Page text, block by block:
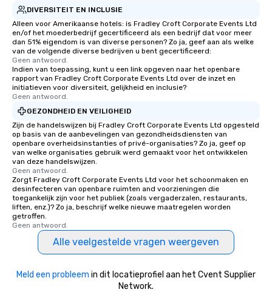
DIVERSITEIT EN INCLUSIE
Alleen voor Amerikaanse hotels: is Fradley Croft Corporate Events Ltd
en/of het moederbedrijf gecertificeerd als een bedrijf dat voor meer
dan 51% eigendom is van diverse personen? Zo ja, geef aan als welke
van de volgende diverse bedrijven u bent gecertificeerd:
Geen antwoord.
Indien van toepassing, kunt u een link opgeven naar het openbare
rapport van Fradley Croft Corporate Events Ltd over de inzet en
initiatieven voor diversiteit, gelijkheid en inclusie?
Geen antwoord.
GEZONDHEID EN VEILIGHEID
Zijn de handelswijzen bij Fradley Croft Corporate Events Ltd opgesteld
op basis van de aanbevelingen van gezondheidsdiensten van
openbare overheidsinstanties of privé-organisaties? Zo ja, geef op
van welke organisaties gebruik werd gemaakt voor het ontwikkelen
van deze handelswijzen.
Geen antwoord.
Zorgt Fradley Croft Corporate Events Ltd voor het schoonmaken en
desinfecteren van openbare ruimten and voorzieningen die
toegankelijk zijn voor het publiek (zoals vergaderzalen, restaurants,
liften, enz.)? Zo ja, beschrijf welke nieuwe maatregelen worden
getroffen.
Geen antwoord.
Alle veelgestelde vragen weergeven
Meld een probleem in dit locatieprofiel aan het Cvent Supplier
Network.